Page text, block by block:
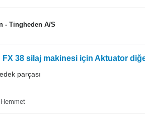
- Tingheden A/S
FX 38 silaj makinesi için Aktuator
parçası